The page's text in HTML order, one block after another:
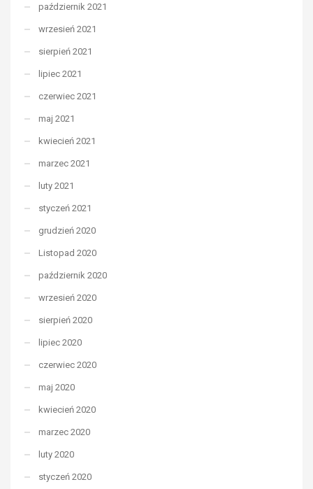
październik 2021
wrzesień 2021
sierpień 2021
lipiec 2021
czerwiec 2021
maj 2021
kwiecień 2021
marzec 2021
luty 2021
styczeń 2021
grudzień 2020
Listopad 2020
październik 2020
wrzesień 2020
sierpień 2020
lipiec 2020
czerwiec 2020
maj 2020
kwiecień 2020
marzec 2020
luty 2020
styczeń 2020